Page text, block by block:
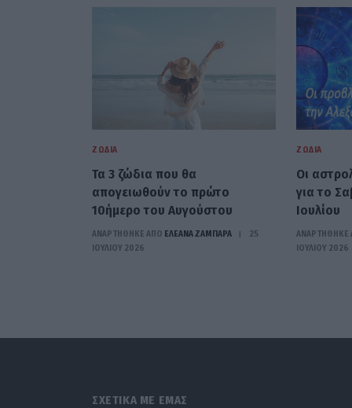
ΖΏΔΙΑ
Τα 3 ζώδια που θα
απογειωθούν το πρώτο
10ήμερο του Αυγούστου
ΑΝΑΡΤΗΘΗΚΕ ΑΠΟ ΕΛΕΑΝΑ ΖΑΜΠΑΡΑ
25
ΙΟΥΛΊΟΥ 2026
ΖΏΔΙΑ
Oι
για το
Ιουλίου
ΑΝΑΡΤΗΘΗΚΕ
ΙΟΥΛΊΟΥ 2026
ΣΧΕΤΙΚΑ ΜΕ ΕΜΑΣ